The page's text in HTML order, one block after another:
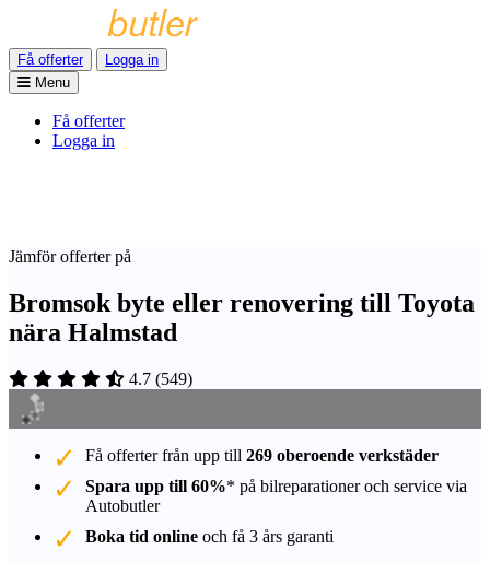
Få offerter
Logga in
Menu
Få offerter
Logga in
Jämför offerter på
Bromsok byte eller renovering till Toyota
nära Halmstad
4.7 (549)
Få offerter från upp till 269 oberoende verkstäder
Spara upp till 60%* på bilreparationer och service via
Autobutler
Boka tid online och få 3 års garanti